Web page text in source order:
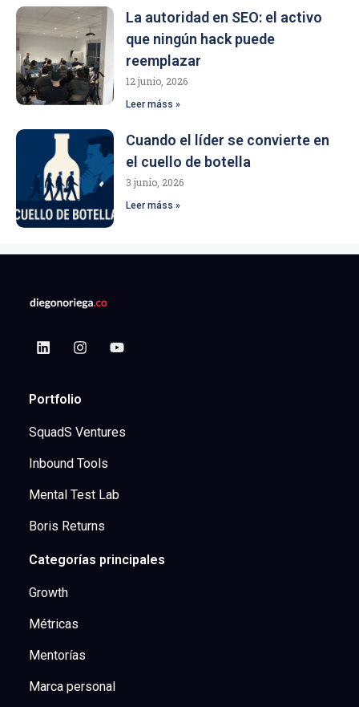
La autoridad en SEO: el activo
que ningún hack puede
reemplazar
12 junio, 2026
Leer máss »
Cuando el líder se convierte en
el cuello de botella
3 junio, 2026
Leer máss »
Portfolio
SquadS Ventures
Inbound Tools
Mental Test Lab
Boris Returns
Categorías principales
Growth
Métricas
Mentorías
Marca personal